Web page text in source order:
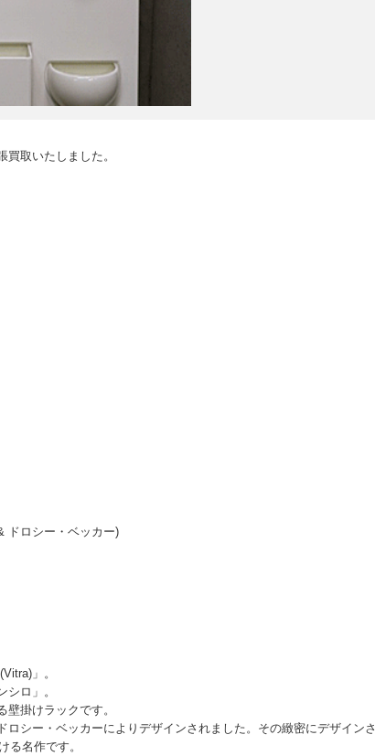
取いたしました。
ドロシー・ベッカー)
」。
ロ」。
掛けラックです。
シー・ベッカーによりデザインされました。その緻密にデザインさ
る名作です。